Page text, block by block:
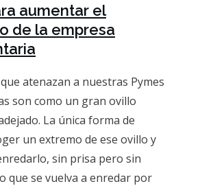
aumentar el
de la empresa
atenazan a nuestras Pymes
son como un gran ovillo
La única forma de
un extremo de ese ovillo y
sin prisa pero sin
que se vuelva a enredar por